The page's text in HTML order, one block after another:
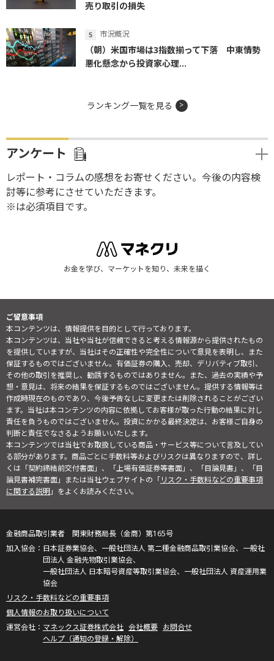
売り取引の損失
市況概況
（朝）米国市場は3指数揃って下落 中東情勢
悪化懸念から投資家心理...
ランキング一覧を見る
アンケート
レポート・コラムの感想をお寄せください。今後の内容検
討等に参考にさせていただきます。
※は必須項目です。
お金を学び、マーケットを知り、未来を描く
ご留意事項
本コンテンツは、情報提供を目的として行っております。
本コンテンツは、当社や当社が信頼できると考える情報源から提供されたもの
を提供していますが、当社はその正確性や完全性について意見を表明し、また
保証するものではございません。有価証券の購入、売却、デリバティブ取引、
その他の取引を推奨し、勧誘するものではありません。また、過去の実績や予
想・意見は、将来の結果を保証するものではございません。提供する情報等は
作成時現在のものであり、今後予告なしに変更または削除されることがござい
ます。当社は本コンテンツの内容に依拠してお客様が取った行動の結果に対し
責任を負うものではございません。投資にかかる最終決定は、お客様ご自身の
判断と責任でなさるようお願いいたします。
本コンテンツでは当社でお取扱している商品・サービス等について言及してい
る部分があります。商品ごとに手数料等およびリスクは異なりますので、詳し
くは「契約締結前交付書面」、「上場有価証券等書面」、「目論見書」、「目
論見書補完書面」または当社ウェブサイトの「リスク・手数料などの重要事項
に関する説明」をよくお読みください。
金融商品取引業者 関東財務局長（金商）第165号
日本証券業協会、一般社団法人 第二種金融商品取引業協会、一般社
団法人 金融先物取引業協会、
一般社団法人 日本暗号資産等取引業協会、一般社団法人 資産運用業
協会
リスク・手数料などの重要事項
個人情報のお取り扱いについて
マネックス証券株式会社 会社概要 お問合せ
ヘルプ（通知の登録・解除）